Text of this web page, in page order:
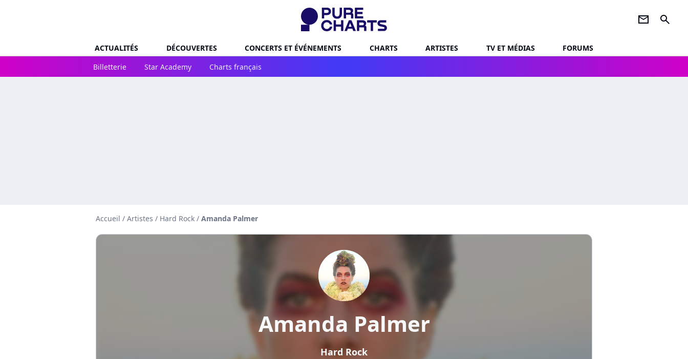
newsletter search
ACTUALITÉS DÉCOUVERTES CONCERTS ET ÉVÉNEMENTS CHARTS ARTISTES TV ET MÉDIAS
FORUMS
Billetterie
Star Academy Charts français
Accueil / Artistes / Hard Rock / Amanda Palmer
Amanda Palmer
Hard Rock